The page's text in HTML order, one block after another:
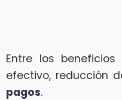
Entre los
efectivo, reducción
pagos.